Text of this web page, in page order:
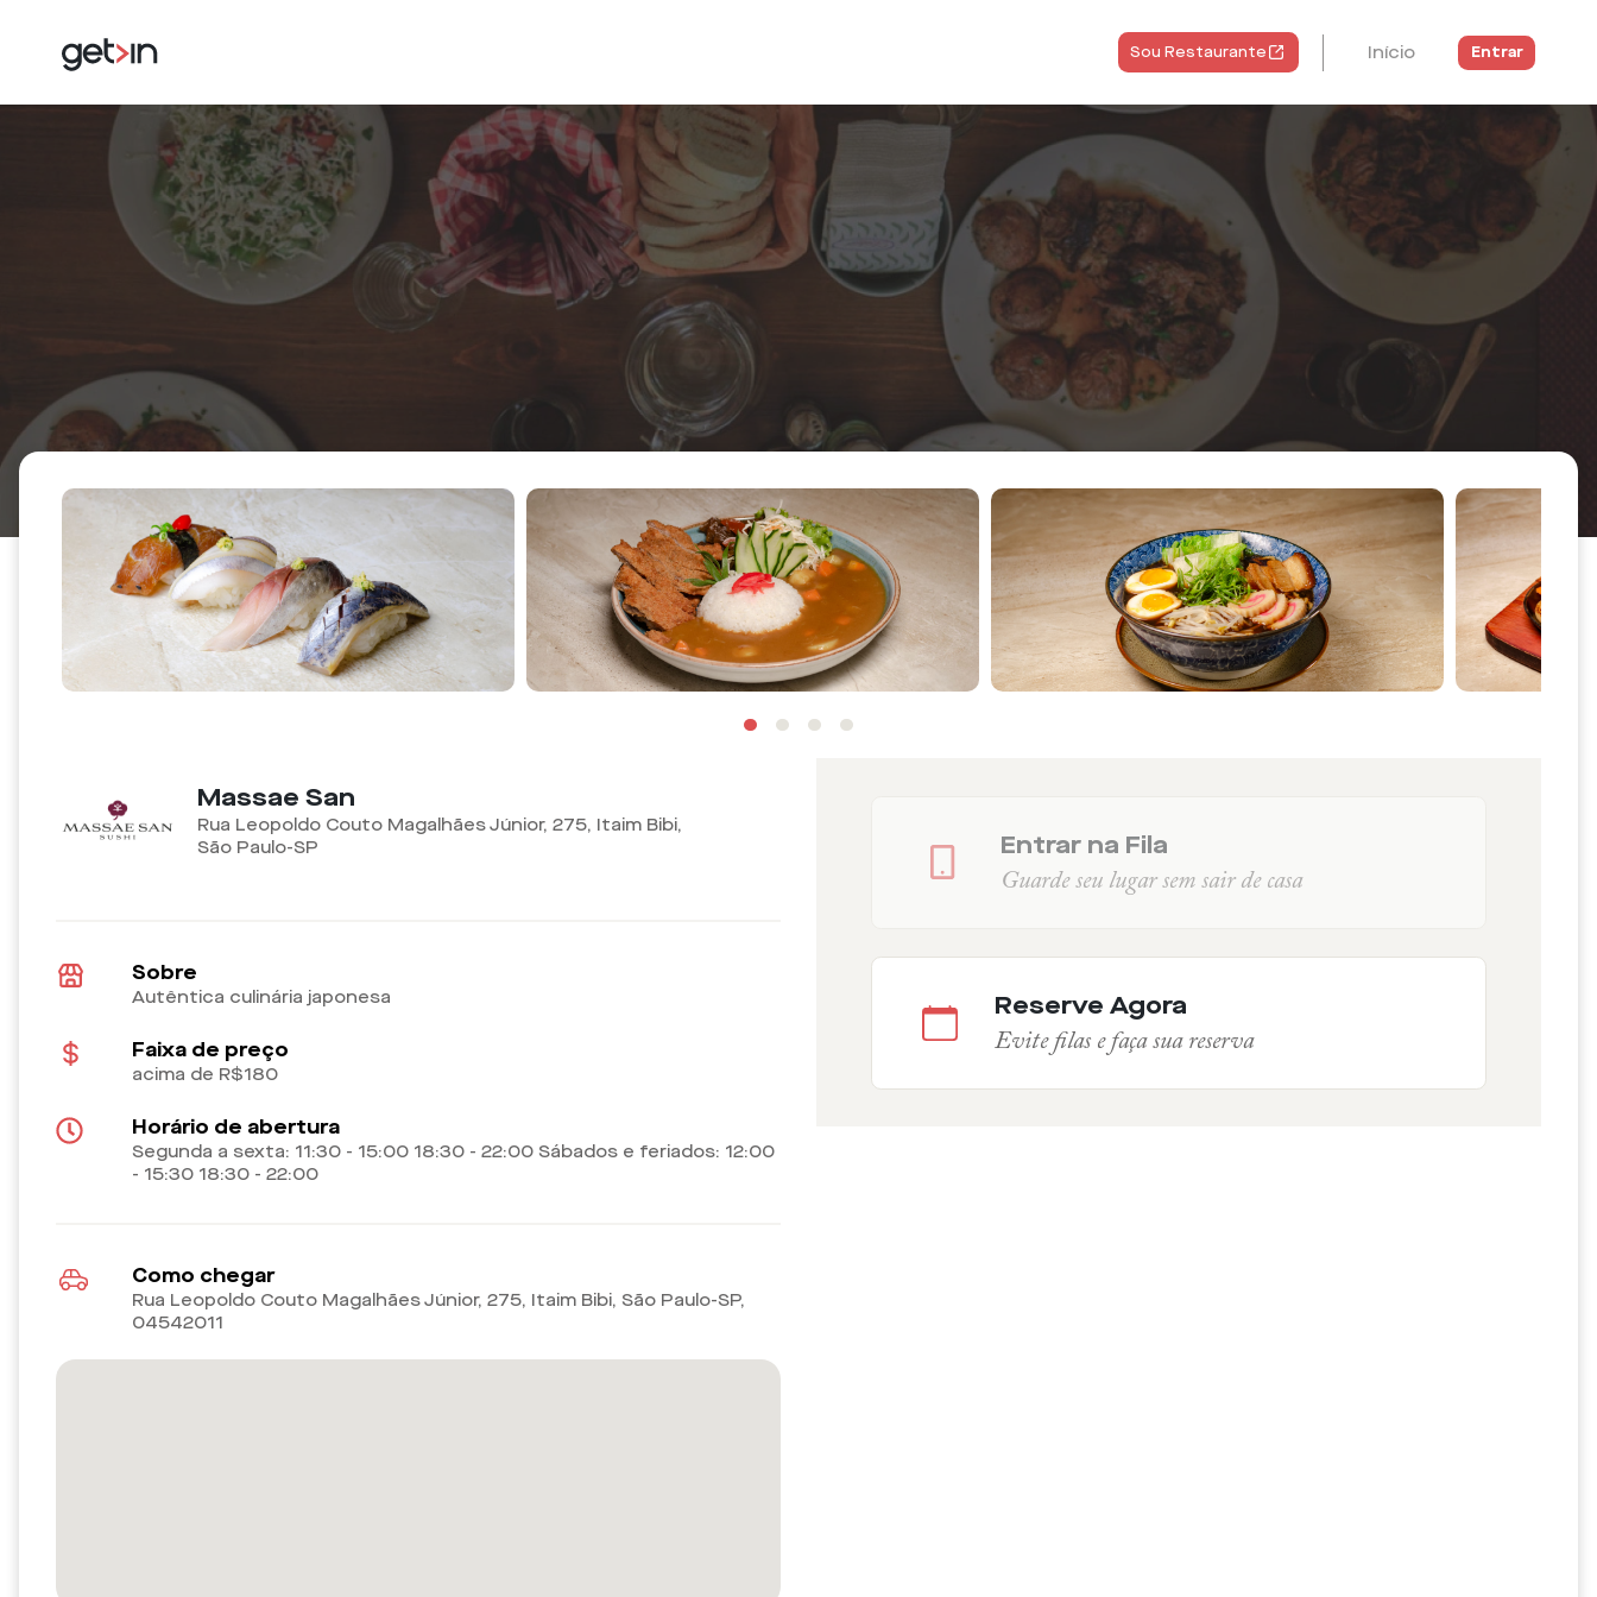
Sou Restaurante Início Entrar
Massae San
Rua Leopoldo Couto Magalhães Júnior, 275, Itaim Bibi,
São Paulo-SP
Sobre
Autêntica culinária japonesa
Faixa de preço
acima de R$180
Horário de abertura
Segunda a sexta: 11:30 - 15:00 18:30 - 22:00 Sábados e feriados: 12:00
- 15:30 18:30 - 22:00
Como chegar
Rua Leopoldo Couto Magalhães Júnior, 275, Itaim Bibi, São Paulo-SP,
04542011
Entrar na Fila
Guarde seu lugar sem sair de casa
Reserve Agora
Evite filas e faça sua reserva